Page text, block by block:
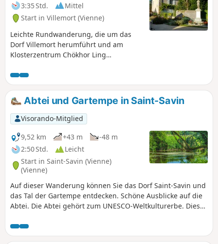
3:35 Std.
Mittel
Start in Villemort (Vienne)
Leichte Rundwanderung, die um das
Dorf Villemort herumführt und am
Klosterzentrum Chökhor Ling
Abtei und Gartempe in Saint-Savin
Visorando-Mitglied
9,52 km
+43 m
-48 m
2:50 Std.
Leicht
Start in Saint-Savin (Vienne)
(Vienne)
Auf dieser Wanderung können Sie das Dorf Saint-Savin und
das Tal der Gartempe entdecken. Schöne Ausblicke auf die
Abtei. Die Abtei gehört zum UNESCO-Weltkulturerbe. Diese
moines” (gelbe Markierung).